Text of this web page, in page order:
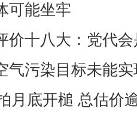
可能坐牢
价十八大：党代
气污染目标未能实
月底开槌 总估价